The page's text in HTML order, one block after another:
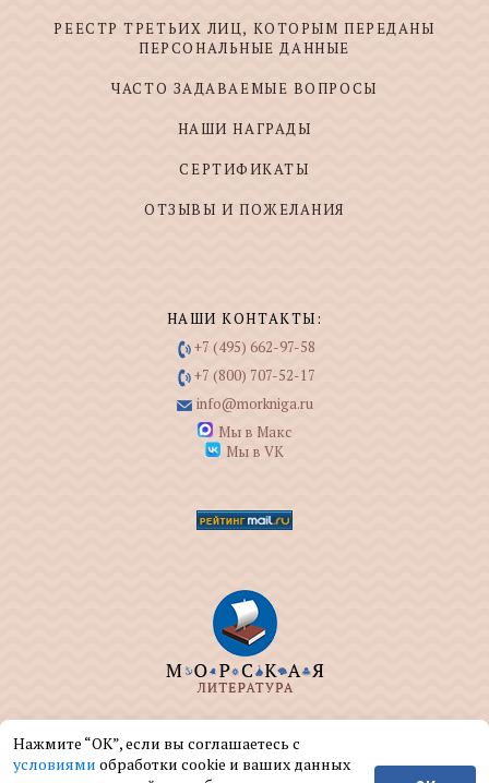
РЕЕСТР ТРЕТЬИХ ЛИЦ, КОТОРЫМ ПЕРЕДАНЫ
ПЕРСОНАЛЬНЫЕ ДАННЫЕ
ЧАСТО ЗАДАВАЕМЫЕ ВОПРОСЫ
НАШИ НАГРАДЫ
СЕРТИФИКАТЫ
ОТЗЫВЫ И ПОЖЕЛАНИЯ
НАШИ КОНТАКТЫ:
+7 (495) 662-97-58
+7 (800) 707-52-17
info@morkniga.ru
Мы в Макс
Мы в VK
ООО "МОРКНИГА" занимается изданием и
реализацией книг на морскую тематику.
Нажмите “ОК”, если вы соглашаетесь с
условиями обработки cookie и ваших данных